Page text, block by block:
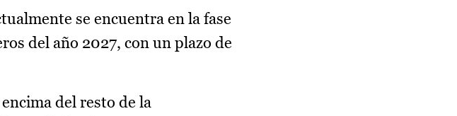
se encuentra en la fase
del año 2027, con un plazo de
del resto de la